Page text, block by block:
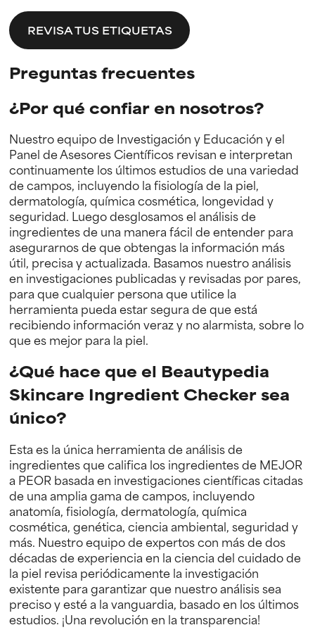
REVISA TUS ETIQUETAS
Preguntas frecuentes
¿Por qué confiar en nosotros?
Nuestro equipo de Investigación y Educación y el
Panel de Asesores Científicos revisan e interpretan
continuamente los últimos estudios de una variedad
de campos, incluyendo la fisiología de la piel,
dermatología, química cosmética, longevidad y
seguridad. Luego desglosamos el análisis de
ingredientes de una manera fácil de entender para
asegurarnos de que obtengas la información más
útil, precisa y actualizada. Basamos nuestro análisis
en investigaciones publicadas y revisadas por pares,
para que cualquier persona que utilice la
herramienta pueda estar segura de que está
recibiendo información veraz y no alarmista, sobre lo
que es mejor para la piel.
¿Qué hace que el Beautypedia
Skincare Ingredient Checker sea
único?
Esta es la única herramienta de análisis de
ingredientes que califica los ingredientes de MEJOR
a PEOR basada en investigaciones científicas citadas
de una amplia gama de campos, incluyendo
anatomía, fisiología, dermatología, química
cosmética, genética, ciencia ambiental, seguridad y
más. Nuestro equipo de expertos con más de dos
décadas de experiencia en la ciencia del cuidado de
la piel revisa periódicamente la investigación
existente para garantizar que nuestro análisis sea
preciso y esté a la vanguardia, basado en los últimos
estudios. ¡Una revolución en la transparencia!